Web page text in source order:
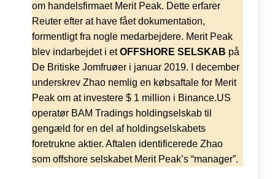
om handelsfirmaet Merit Peak. Dette erfarer
Reuter efter at have fået dokumentation,
formentligt fra nogle medarbejdere. Merit Peak
blev indarbejdet i etOFFSHORE SELSKAB på
De Britiske Jomfruøer i januar 2019. I december
underskrev Zhao nemlig en købsaftale for Merit
Peak om at investere $ 1 million i Binance.US
operatør BAM Tradings holdingselskab til
gengæld for en del af holdingselskabets
foretrukne aktier. Aftalen identificerede Zhao
som offshore selskabet Merit Peak’s “manager”.